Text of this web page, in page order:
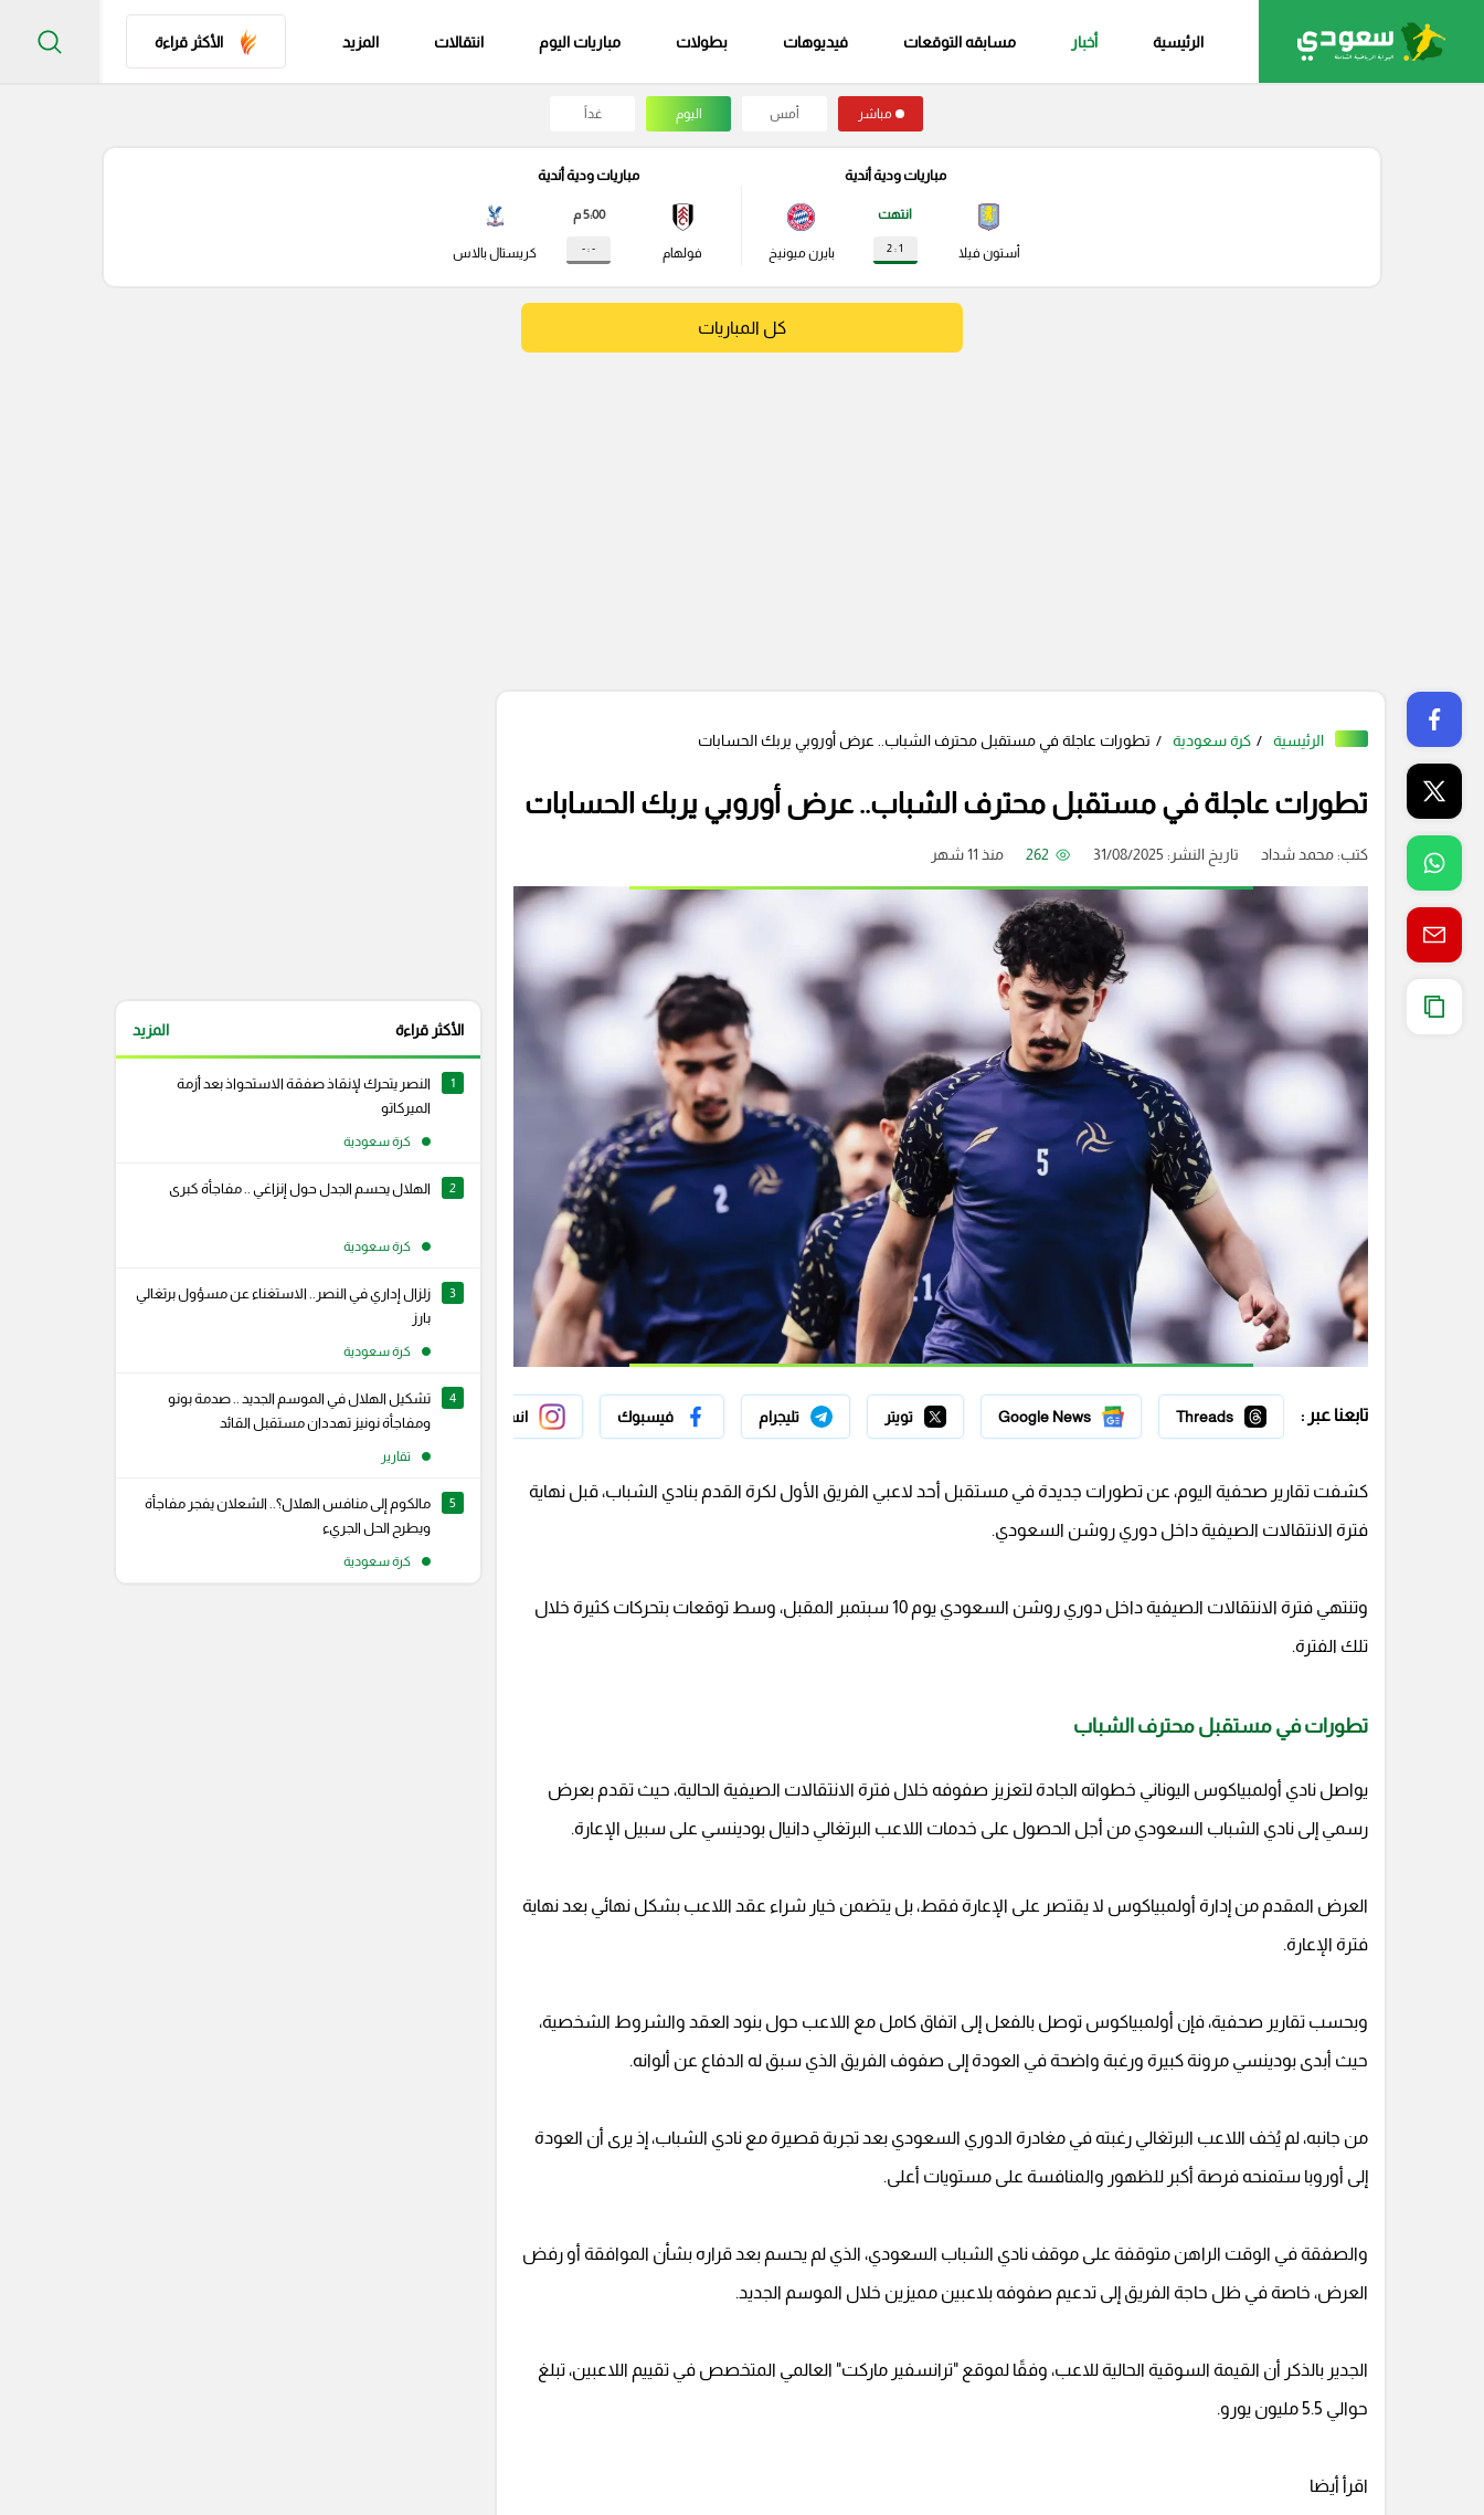
الرئيسية أخبار مسابقه التوقعات فيديوهات بطولات مباريات اليوم انتقالات المزيد الأكثر قراءة
مباشر أمس اليوم غداً
مباريات ودية أندية
أستون فيلا
انتهت
1 : 2 بايرن ميونيخ
مباريات ودية أندية
فولهام
5:00 م
- : - كريستال بالاس
كل المباريات
الرئيسية كرة سعودية تطورات عاجلة في مستقبل محترف الشباب.. عرض أوروبي يربك الحسابات
تطورات عاجلة في مستقبل محترف الشباب.. عرض أوروبي يربك الحسابات
كتب:محمد شداد تاريخ النشر: 31/08/2025 262 منذ 11 شهر
تابعنا عبر : Threads
Google News تويتر تليجرام فيسبوك انستجرام سناب شات
كشفت تقارير صحفية اليوم، عن تطورات جديدة في مستقبل أحد لاعبي الفريق الأول لكرة القدم بنادي الشباب، قبل نهاية
فترة الانتقالات الصيفية داخل دوري روشن السعودي.
وتنتهي فترة الانتقالات الصيفية داخل دوري روشن السعودي يوم 10 سبتمبر المقبل، وسط توقعات بتحركات كثيرة خلال
تلك الفترة.
تطورات في مستقبل محترف الشباب
يواصل نادي أولمبياكوس اليوناني خطواته الجادة لتعزيز صفوفه خلال فترة الانتقالات الصيفية الحالية، حيث تقدم بعرض
رسمي إلى نادي الشباب السعودي من أجل الحصول على خدمات اللاعب البرتغالي دانيال بودينسي على سبيل الإعارة.
العرض المقدم من إدارة أولمبياكوس لا يقتصر على الإعارة فقط، بل يتضمن خيار شراء عقد اللاعب بشكل نهائي بعد نهاية
فترة الإعارة.
وبحسب تقارير صحفية، فإن أولمبياكوس توصل بالفعل إلى اتفاق كامل مع اللاعب حول بنود العقد والشروط الشخصية،
حيث أبدى بودينسي مرونة كبيرة ورغبة واضحة في العودة إلى صفوف الفريق الذي سبق له الدفاع عن ألوانه.
من جانبه، لم يُخف اللاعب البرتغالي رغبته في مغادرة الدوري السعودي بعد تجربة قصيرة مع نادي الشباب، إذ يرى أن العودة
إلى أوروبا ستمنحه فرصة أكبر للظهور والمنافسة على مستويات أعلى.
والصفقة في الوقت الراهن متوقفة على موقف نادي الشباب السعودي، الذي لم يحسم بعد قراره بشأن الموافقة أو رفض
العرض، خاصة في ظل حاجة الفريق إلى تدعيم صفوفه بلاعبين مميزين خلال الموسم الجديد.
الجدير بالذكر أن القيمة السوقية الحالية للاعب، وفقًا لموقع "ترانسفير ماركت" العالمي المتخصص في تقييم اللاعبين، تبلغ
حوالي 5.5 مليون يورو.
اقرأ أيضا
الأكثر قراءة المزيد
1
النصر يتحرك لإنقاذ صفقة الاستحواذ بعد أزمة
الميركاتو
كرة سعودية
2 الهلال يحسم الجدل حول إنزاغي .. مفاجأة كبرى
كرة سعودية
3
زلزال إداري في النصر.. الاستغناء عن مسؤول برتغالي
بارز
كرة سعودية
4
تشكيل الهلال في الموسم الجديد .. صدمة بونو
ومفاجأة نونيز تهددان مستقبل القائد
تقارير
5
مالكوم إلى منافس الهلال؟.. الشعلان يفجر مفاجأة
ويطرح الحل الجريء
كرة سعودية